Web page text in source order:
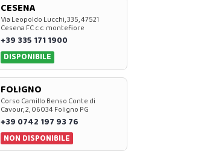
CESENA
Via Leopoldo Lucchi, 335, 47521
Cesena FC c.c. montefiore
+39 335 171 1900
DISPONIBILE
FOLIGNO
Corso Camillo Benso Conte di
Cavour, 2, 06034 Foligno PG
+39 0742 197 93 76
NON DISPONIBILE